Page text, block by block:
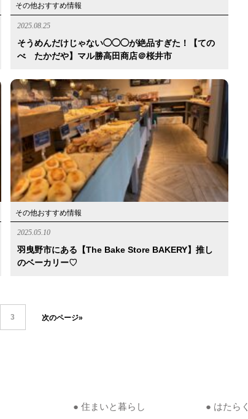
その他おすすめ情報
2025.08.25
そうめんだけじゃない◯◯◯が絶品すぎた！【ての
べ たかだや】マル勝高田商店＠桜井市
その他おすすめ情報
2025.05.10
羽曳野市にある【The Bake Store BAKERY】推し
のベーカリー♡
3 次のページ»
● 住まいと暮らし ● はたらく